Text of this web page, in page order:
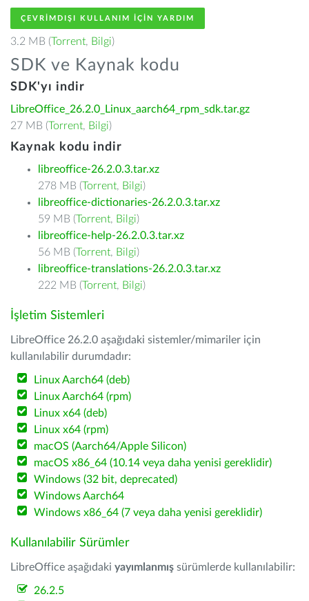
ÇEVRIMDIŞI KULLANIM IÇIN YARDIM
3.2 MB (Torrent, Bilgi)
SDK ve Kaynak kodu
SDK'yı indir
LibreOffice_26.2.0_Linux_aarch64_rpm_sdk.tar.gz
27 MB (Torrent, Bilgi)
Kaynak kodu indir
libreoffice-26.2.0.3.tar.xz
278 MB (Torrent, Bilgi)
libreoffice-dictionaries-26.2.0.3.tar.xz
59 MB (Torrent, Bilgi)
libreoffice-help-26.2.0.3.tar.xz
56 MB (Torrent, Bilgi)
libreoffice-translations-26.2.0.3.tar.xz
222 MB (Torrent, Bilgi)
İşletim Sistemleri
LibreOffice 26.2.0 aşağıdaki sistemler/mimariler için
kullanılabilir durumdadır:
Linux Aarch64 (deb)
Linux Aarch64 (rpm)
Linux x64 (deb)
Linux x64 (rpm)
macOS (Aarch64/Apple Silicon)
macOS x86_64 (10.14 veya daha yenisi gereklidir)
Windows (32 bit, deprecated)
Windows Aarch64
Windows x86_64 (7 veya daha yenisi gereklidir)
Kullanılabilir Sürümler
LibreOffice aşağıdaki yayımlanmış sürümlerde kullanılabilir:
26.2.5